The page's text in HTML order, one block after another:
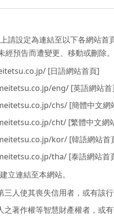
請設定為連結至以下各網站
預告而遭變更、移動或刪除。
[日語網站首頁]
eng/ [英語網站首
chs/ [簡體中文網
cht/ [繁體中文網
kor/ [韓語網站首
tha/ [泰語網站首
立連結至本網站。
三人使其喪失信用者，或有該
之著作權等智慧財產權者，或